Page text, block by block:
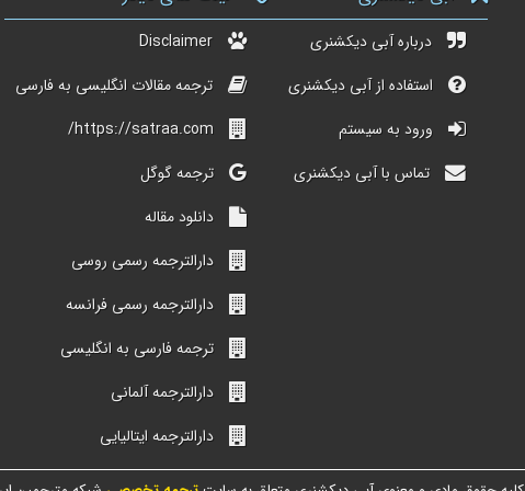
درباره آبی دیکشنری
استفاده از آبی دیکشنری
ورود به سیستم
تماس با آبی دیکشنری
Disclaimer
ترجمه مقالات انگلیسی به فارسی
https://satraa.com/
ترجمه گوگل
دانلود مقاله
دارالترجمه رسمی روسی
دارالترجمه رسمی فرانسه
ترجمه فارسی به انگلیسی
دارالترجمه آلمانی
دارالترجمه ایتالیایی